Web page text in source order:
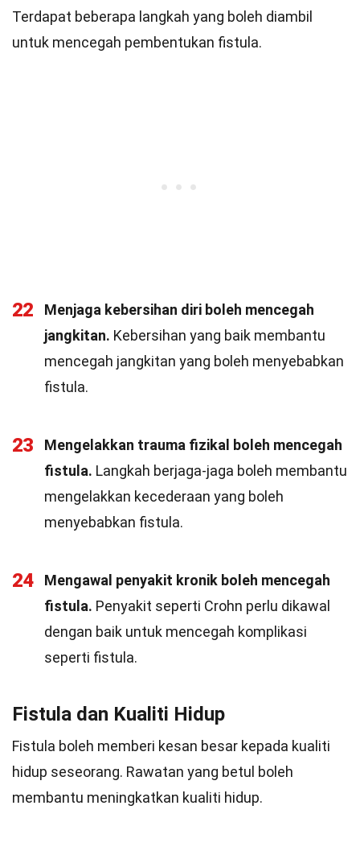
Terdapat beberapa langkah yang boleh diambil
untuk mencegah pembentukan fistula.
22
Menjaga kebersihan diri boleh mencegah
jangkitan. Kebersihan yang baik membantu
mencegah jangkitan yang boleh menyebabkan
fistula.
23
Mengelakkan trauma fizikal boleh mencegah
fistula. Langkah berjaga-jaga boleh membantu
mengelakkan kecederaan yang boleh
menyebabkan fistula.
24
Mengawal penyakit kronik boleh mencegah
fistula. Penyakit seperti Crohn perlu dikawal
dengan baik untuk mencegah komplikasi
seperti fistula.
Fistula dan Kualiti Hidup
Fistula boleh memberi kesan besar kepada kualiti
hidup seseorang. Rawatan yang betul boleh
membantu meningkatkan kualiti hidup.